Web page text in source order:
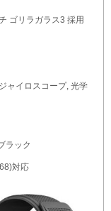
ゴリラガラス3 採用
ャイロスコープ, 光学
ラック
対応